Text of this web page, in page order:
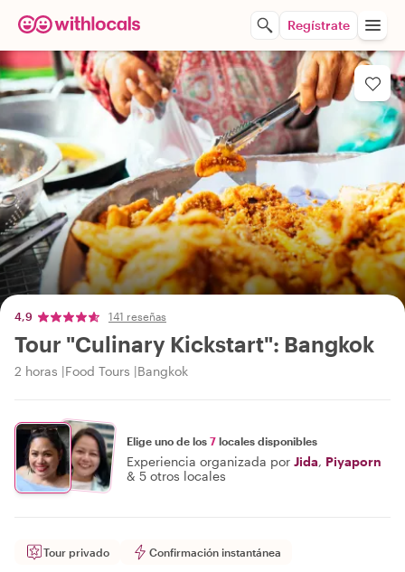
Regístrate
4,9 141 reseñas
Tour "Culinary Kickstart": Bangkok
2 horas Food Tours Bangkok
Elige uno de los 7 locales disponibles
Experiencia organizada por Jida, Piyaporn
& 5 otros locales
Tour privado Confirmación instantánea